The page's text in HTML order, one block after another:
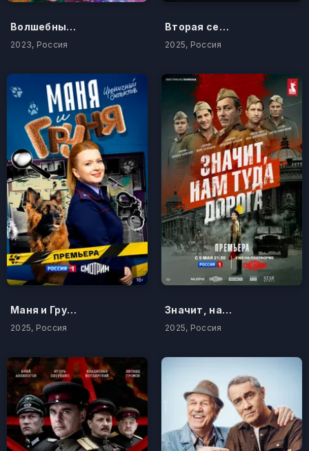
Волшебный участок
2023, Россия
Вторая семья
2025, Россия
Маня и Груня
2025, Россия
Значит, нам туда дорога
2025, Россия